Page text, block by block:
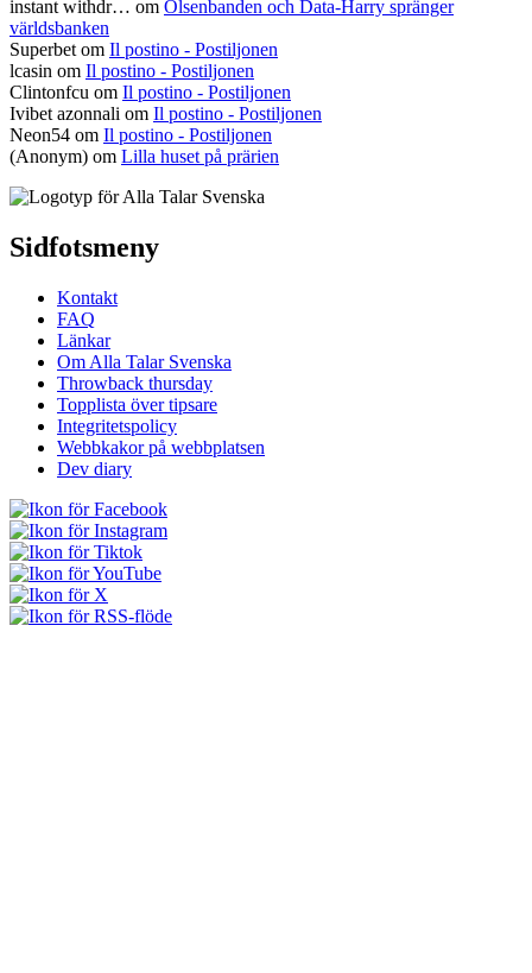
instant withdr… om Olsenbanden och Data-Harry spränger
världsbanken
Superbet om Il postino - Postiljonen
lcasin om Il postino - Postiljonen
Clintonfcu om Il postino - Postiljonen
Ivibet azonnali om Il postino - Postiljonen
Neon54 om Il postino - Postiljonen
(Anonym) om Lilla huset på prärien
Sidfotsmeny
Kontakt
FAQ
Länkar
Om Alla Talar Svenska
Throwback thursday
Topplista över tipsare
Integritetspolicy
Webbkakor på webbplatsen
Dev diary